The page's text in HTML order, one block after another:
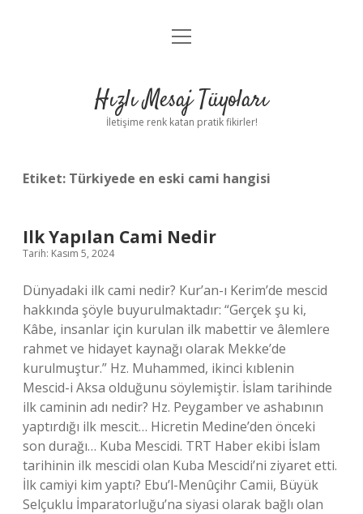
Anasayfa
Yasal Uyarı
menüyü
Hızlı Mesaj Tüyoları
İletişime renk katan pratik fikirler!
Etiket: Türkiyede en eski cami hangisi
Ilk Yapılan Cami Nedir
Tarih: Kasım 5, 2024
Dünyadaki ilk cami nedir? Kur’an-ı Kerim’de mescid
hakkında şöyle buyurulmaktadır: “Gerçek şu ki,
Kâbe, insanlar için kurulan ilk mabettir ve âlemlere
rahmet ve hidayet kaynağı olarak Mekke’de
kurulmuştur.” Hz. Muhammed, ikinci kıblenin
Mescid-i Aksa olduğunu söylemiştir. İslam tarihinde
ilk caminin adı nedir? Hz. Peygamber ve ashabının
yaptırdığı ilk mescit… Hicretin Medine’den önceki
son durağı… Kuba Mescidi. TRT Haber ekibi İslam
tarihinin ilk mescidi olan Kuba Mescidi’ni ziyaret etti.
İlk camiyi kim yaptı? Ebu’l-Menûçihr Camii, Büyük
Selçuklu İmparatorluğu’na siyasi olarak bağlı olan